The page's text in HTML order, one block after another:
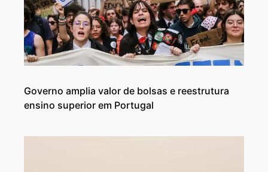
Governo amplia valor de bolsas e reestrutura
ensino superior em Portugal